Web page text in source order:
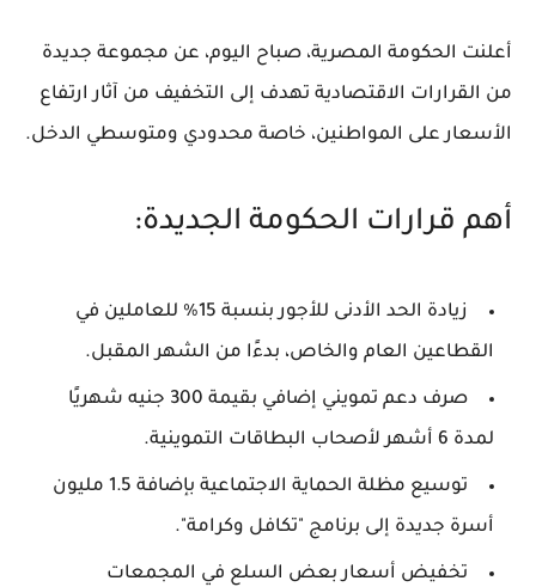
أعلنت الحكومة المصرية، صباح اليوم، عن مجموعة جديدة
من القرارات الاقتصادية تهدف إلى التخفيف من آثار ارتفاع
الأسعارعلى المواطنين، خاصة محدودي ومتوسطي الدخل.
أهم قرارات الحكومة الجديدة:
زيادة الحد الأدنى للأجور بنسبة 15%
للعاملين في
القطاعين العام والخاص، بدءًا من الشهر المقبل.
صرف دعم تمويني إضافي بقيمة 300 جنيه شهريًا
لمدة 6 أشهر لأصحاب البطاقات التموينية.
توسيع مظلة الحماية الاجتماعية بإضافة
1.5 مليون
أسرة جديدة إلى برنامج "تكافل وكرامة".
تخفيض أسعار بعض السلع في المجمعات